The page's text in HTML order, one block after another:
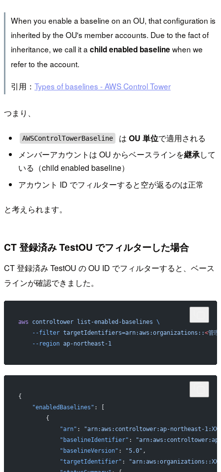
When you enable a baseline on an OU, that configuration is
inherited by the OU's member accounts. Due to the fact of
inheritance, we call it a child enabled baselinewhen we
refer to the account.
引用： Types of baselines - AWS Control Tower
つまり、
AWSControlTowerBaseline はOU 単位で適用される
メンバーアカウントは OU からベースラインを継承して
いる（child enabled baseline）
アカウント ID でフィルターすると空が返るのは正常
と考えられます。
CT 登録済み TestOU でフィルターした場合
CT 登録済み TestOU の OU ID でフィルターすると、ベース
ラインが確認できました。
aws controltower list-enabled-baselines \
    --filter
targetIdentifiers=arn:aws:organizations::<管
    --region
ap-northeast-1
{
    "enabledBaselines"
: [
        {
            "arn"
:
"arn:aws:controltower:ap-northeast-
            "baselineIdentifier"
:
"arn:aws:controltower:ap-
            "baselineVersion"
: "5.0" ,
            "targetIdentifier"
: